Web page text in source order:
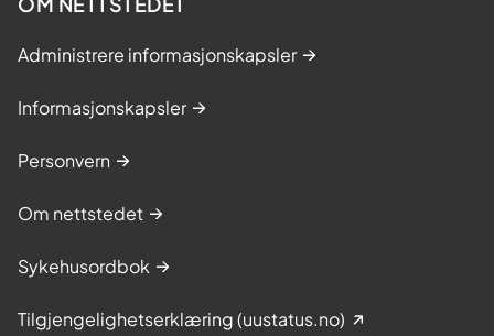
Administrere informasjonskapsler
Informasjonskapsler
Personvern
Om nettstedet
Sykehusordbok
Tilgjengelighetserklæring (uustatus.no)